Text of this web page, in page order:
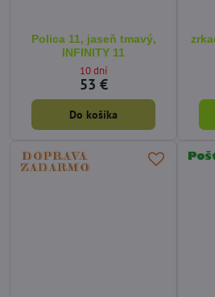
Polica 11, jaseň tmavý,
INFINITY 11
10 dní
53 €
Do košíka